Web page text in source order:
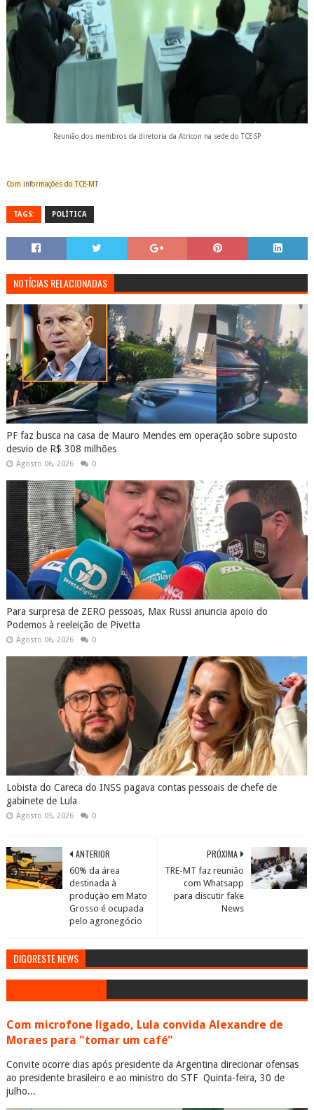
Reunião dos membros da diretoria da Atricon na sede do TCE-SP
Com informações do TCE-MT
TAGS: POLÍTICA
NOTÍCIAS RELACIONADAS
PF faz busca na casa de Mauro Mendes em operação sobre suposto
desvio de R$ 308 milhões
Agosto 06, 2026 0
Para surpresa de ZERO pessoas, Max Russi anuncia apoio do
Podemos à reeleição de Pivetta
Agosto 06, 2026 0
Lobista do Careca do INSS pagava contas pessoais de chefe de
gabinete de Lula
Agosto 05, 2026 0
PRÓXIMA
TRE-MT faz reunião
com Whatsapp
para discutir fake
News
ANTERIOR
60% da área
destinada à
produção em Mato
Grosso é ocupada
pelo agronegócio
DIGORESTE NEWS
Com microfone ligado, Lula convida Alexandre de
Moraes para "tomar um café"
Convite ocorre dias após presidente da Argentina direcionar ofensas
ao presidente brasileiro e ao ministro do STF Quinta-feira, 30 de
julho...